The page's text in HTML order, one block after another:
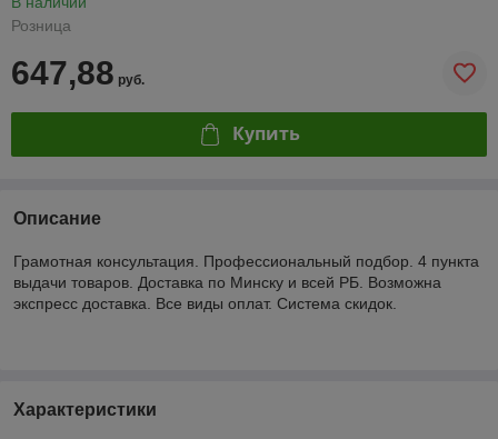
Розница
647,88 руб.
Купить
Описание
Грамотная консультация. Профессиональный подбор. 4 пункта
выдачи товаров. Доставка по Минску и всей РБ. Возможна
экспресс доставка. Все виды оплат. Система скидок.
Характеристики